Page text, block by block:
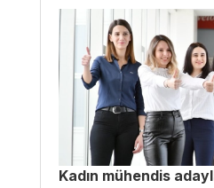
Kadın mühendis